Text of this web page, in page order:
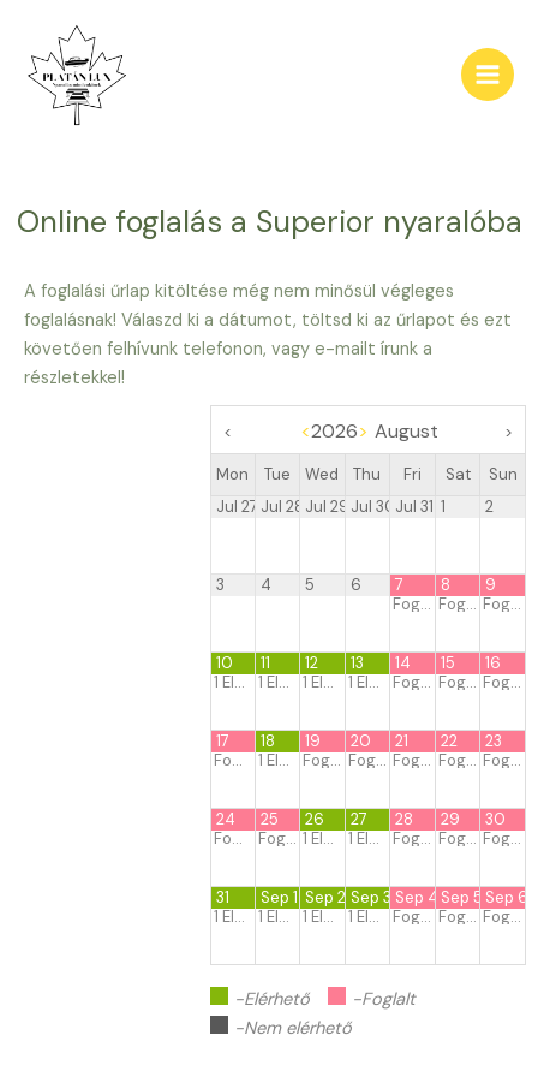
content
Online foglalás a Superior nyaralóba
A foglalási űrlap kitöltése még nem minősül végleges
foglalásnak! Válaszd ki a dátumot, töltsd ki az űrlapot és ezt
követően felhívunk telefonon, vagy e-mailt írunk a
részletekkel!
< <2026> August >
Mon Tue Wed Thu Fri Sat
Sun
Jul 27 Jul 28 Jul 29 Jul 30 Jul 31 1 2
3 4 5 6
7
Foglalt
8
Foglalt
9
Foglalt
10
1 Elérhető
11
1 Elérhető
12
1 Elérhető
13
1 Elérhető
14
Foglalt
15
Foglalt
16
Foglalt
17
Foglalt
18
1 Elérhető
19
Foglalt
20
Foglalt
21
Foglalt
22
Foglalt
23
Foglalt
24
Foglalt
25
Foglalt
26
1 Elérhető
27
1 Elérhető
28
Foglalt
29
Foglalt
30
Foglalt
31
1 Elérhető
Sep 1
1 Elérhető
Sep 2
1 Elérhető
Sep 3
1 Elérhető
Sep 4
Foglalt
Sep 5
Foglalt
Sep 6
Foglalt
-Elérhető
-Foglalt
-Nem elérhető